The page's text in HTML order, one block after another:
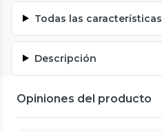
Todas las características
Descripción
Opiniones del producto